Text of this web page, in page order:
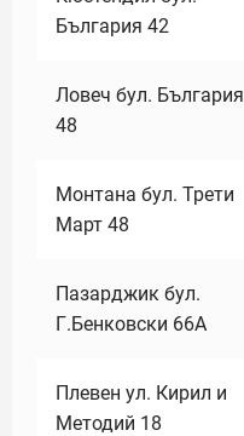
България 42
Ловеч бул. България
48
Монтана бул. Трети
Март 48
Пазарджик бул.
Г.Бенковски 66А
Плевен ул. Кирил и
Методий 18